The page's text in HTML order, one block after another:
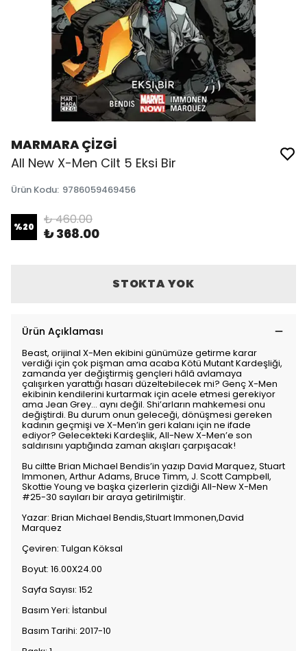
MARMARA ÇİZGİ
All New X-Men Cilt 5 Eksi Bir
Ürün Kodu: 9786059469456
%20 ₺ 460.00
₺ 368.00
STOKTA YOK
Ürün Açıklaması
Beast, orijinal X-Men ekibini günümüze getirme karar
verdiği için çok pişman ama acaba Kötü Mutant Kardeşliği,
zamanda yer değiştirmiş gençleri hâlâ avlamaya
çalışırken yarattığı hasarı düzeltebilecek mi? Genç X-Men
ekibinin kendilerini kurtarmak için acele etmesi gerekiyor
ama Jean Grey… aynı değil. Shi’arların mahkemesi onu
değiştirdi. Bu durum onun geleceği, dönüşmesi gereken
kadının geçmişi ve X-Men’in geri kalanı için ne ifade
ediyor? Gelecekteki Kardeşlik, All-New X-Men’e son
saldırısını yaptığında zaman akışları çarpışacak!
Bu ciltte Brian Michael Bendis’in yazıp David Marquez, Stuart
Immonen, Arthur Adams, Bruce Timm, J. Scott Campbell,
Skottie Young ve başka çizerlerin çizdiği All-New X-Men
#25-30 sayıları bir araya getirilmiştir.
Yazar: Brian Michael Bendis,Stuart Immonen,David
Marquez
Çeviren: Tulgan Köksal
Boyut: 16.00X24.00
Sayfa Sayısı: 152
Basım Yeri: İstanbul
Basım Tarihi: 2017-10